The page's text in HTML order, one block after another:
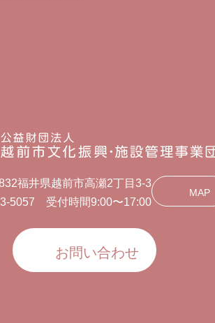
福井県越前市高瀬2丁目3-3
5057 受付時間9:00〜17:00
MAP
お問い合わせ